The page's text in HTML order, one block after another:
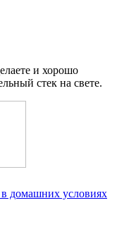
и хорошо
стек на свете.
домашних условиях